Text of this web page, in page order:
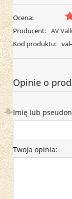
Ocena:
Producent: AV
Kod produktu:
Opinie o
Imię lub
Twoja opinia: